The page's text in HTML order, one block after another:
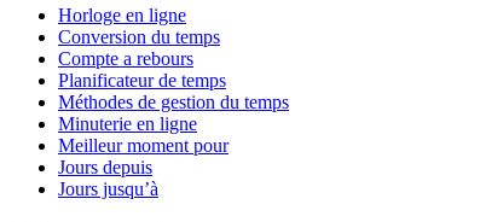
Horloge en ligne
Conversion du temps
Compte a rebours
Planificateur de temps
Méthodes de gestion du temps
Minuterie en ligne
Meilleur moment pour
Jours depuis
Jours jusqu’à